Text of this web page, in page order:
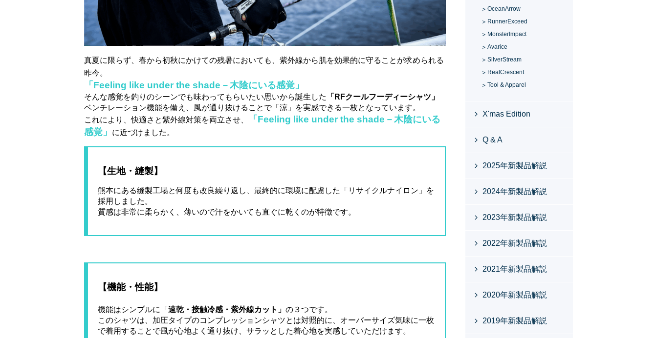
真夏に限らず、春から初秋にかけての残暑においても、紫外線から肌を効果的に守ることが求められる
昨今。
「Feeling like under the shade－木陰にいる感覚」
そんな感覚を釣りのシーンでも味わってもらいたい思いから誕生した
「RFクールフーディーシャツ」
ベンチレーション機能を備え、風が通り抜けることで「涼」を実感できる一枚となっています。
これにより、快適さと紫外線対策を両立させ、
「Feeling like under the shade－木陰にいる
感覚」
に近づけました。
【生地・縫製】
熊本にある縫製工場と何度も改良繰り返し、最終的に環境に配慮した「リサイクルナイロン」を
採用しました。
質感は非常に柔らかく、薄いので汗をかいても直ぐに乾くのが特徴です。
【機能・性能】
機能はシンプルに「 速乾・接触冷感・紫外線カット」 の３つです。
このシャツは、加圧タイプのコンプレッションシャツとは対照的に、オーバーサイズ気味に一枚
で着用することで風が心地よく通り抜け、サラッとした着心地を実感していただけます。
OceanArrow
RunnerExceed
MonsterImpact
Avarice
SilverStream
RealCrescent
Tool & Apparel
X'mas Edition
Q & A
2025年新製品解説
2024年新製品解説
2023年新製品解説
2022年新製品解説
2021年新製品解説
2020年新製品解説
2019年新製品解説